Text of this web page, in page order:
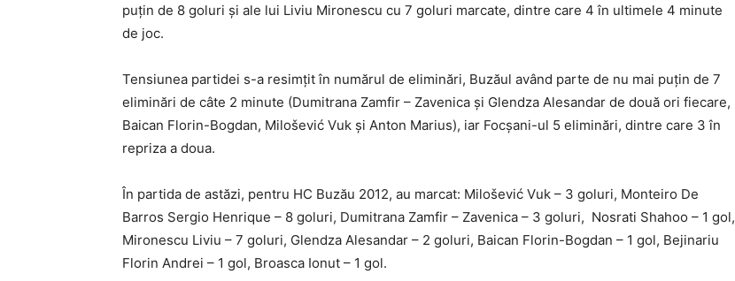
puțin de 8 goluri și ale lui Liviu Mironescu cu 7 goluri marcate, dintre care 4 în ultimele 4 minute
de joc.
Tensiunea partidei s-a resimțit în numărul de eliminări, Buzăul având parte de nu mai puțin de 7
eliminări de câte 2 minute (Dumitrana Zamfir – Zavenica și Glendza Alesandar de două ori fiecare,
Baican Florin-Bogdan, Milošević Vuk și Anton Marius), iar Focșani-ul 5 eliminări, dintre care 3 în
repriza a doua.
În partida de astăzi, pentru HC Buzău 2012, au marcat: Milošević Vuk – 3 goluri, Monteiro De
Barros Sergio Henrique – 8 goluri, Dumitrana Zamfir – Zavenica – 3 goluri, Nosrati Shahoo – 1 gol,
Mironescu Liviu – 7 goluri, Glendza Alesandar – 2 goluri, Baican Florin-Bogdan – 1 gol, Bejinariu
Florin Andrei – 1 gol, Broasca Ionut – 1 gol.